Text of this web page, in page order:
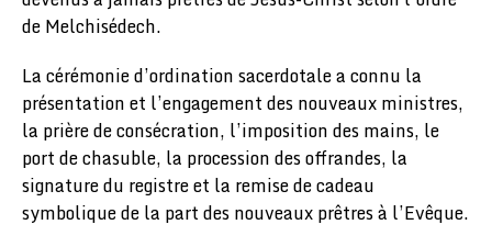
de Melchisédech.
La cérémonie d’ordination sacerdotale a connu la
présentation et l’engagement des nouveaux ministres,
la prière de consécration, l’imposition des mains, le
port de chasuble, la procession des offrandes, la
signature du registre et la remise de cadeau
symbolique de la part des nouveaux prêtres à l’Evêque.